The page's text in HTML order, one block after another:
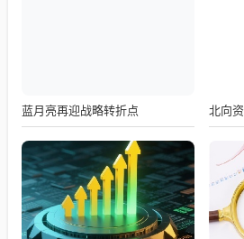
蓝月亮再迎战略转折点